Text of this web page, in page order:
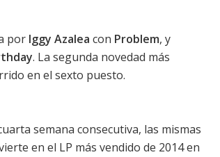
por Iggy Azalea con Problem, y
. La segunda novedad más
en el sexto puesto.
semana consecutiva, las mismas
en el LP más vendido de 2014 en